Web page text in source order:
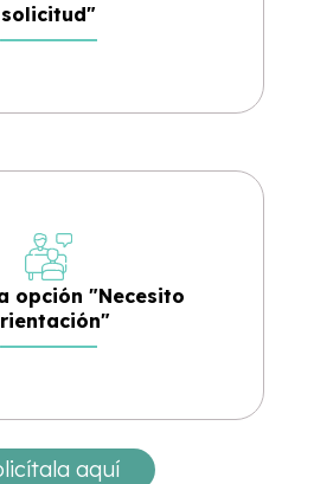
solicitud"
opción "Necesito
aquí